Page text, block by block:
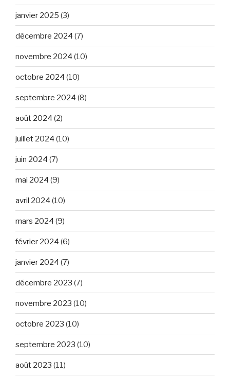
janvier 2025 (3)
décembre 2024 (7)
novembre 2024 (10)
octobre 2024 (10)
septembre 2024 (8)
août 2024 (2)
juillet 2024 (10)
juin 2024 (7)
mai 2024 (9)
avril 2024 (10)
mars 2024 (9)
février 2024 (6)
janvier 2024 (7)
décembre 2023 (7)
novembre 2023 (10)
octobre 2023 (10)
septembre 2023 (10)
août 2023 (11)